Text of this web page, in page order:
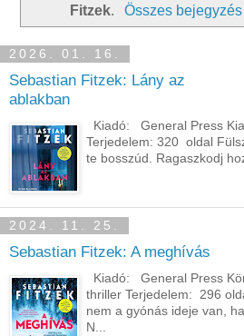
Fitzek. Összes
2026. 01. 16.
Sebastian Fitzek: Lány az
ablakban
Kiadó: General Press
Terjedelem: 320 oldal
te bosszúd. Ragaszkodj
2024. 11. 25.
Sebastian Fitzek: A ​meghívás
Kiadó: General Press
thriller Terjedelem: 296
nem a gyónás ideje van,
N...